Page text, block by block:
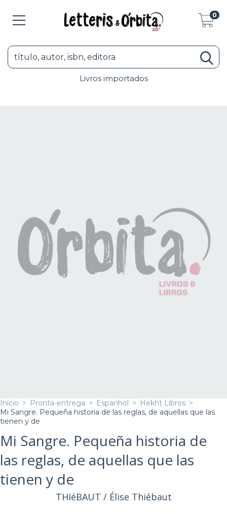
0
Livros importados
Início > Pronta-entrega > Espanhol > Hekht Libros >
Mi Sangre. Pequeña historia de las reglas, de aquellas que las
tienen y de
Mi Sangre. Pequeña historia de
las reglas, de aquellas que las
tienen y de
THIéBAUT / Élise Thiébaut